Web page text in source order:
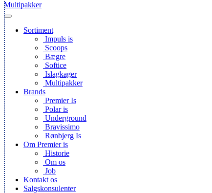
Multipakker
Sortiment
Impuls is
Scoops
Bægre
Softice
Islagkager
Multipakker
Brands
Premier Is
Polar is
Underground
Bravissimo
Rønbjerg Is
Om Premier is
Historie
Om os
Job
Kontakt os
Salgskonsulenter